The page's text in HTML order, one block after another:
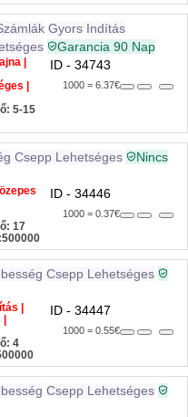
Gyors Indítás
Garancia 90 Nap
|
|
5-15
ID - 34743
1000 = 6.37€
Csepp Lehetséges
Nincs
17
ID - 34446
1000 = 0.37€
Csepp Lehetséges
|
4
ID - 34447
1000 = 0.55€
Csepp Lehetséges